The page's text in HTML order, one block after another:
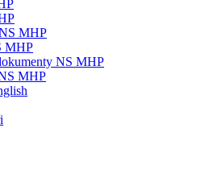
MHP
MHP
NS MHP
MHP